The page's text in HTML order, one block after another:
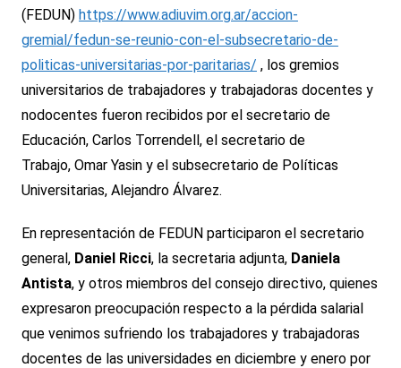
(FEDUN) https://www.adiuvim.org.ar/accion-
gremial/fedun-se-reunio-con-el-subsecretario-de-
politicas-universitarias-por-paritarias/ , los gremios
universitarios de trabajadores y trabajadoras docentes y
nodocentes fueron recibidos por el secretario de
Educación, Carlos Torrendell, el secretario de
Trabajo, Omar Yasin y el subsecretario de Políticas
Universitarias, Alejandro Álvarez.
En representación de FEDUN participaron el secretario
general, Daniel Ricci, la secretaria adjunta, Daniela
Antista, y otros miembros del consejo directivo, quienes
expresaron preocupación respecto a la pérdida salarial
que venimos sufriendo los trabajadores y trabajadoras
docentes de las universidades en diciembre y enero por